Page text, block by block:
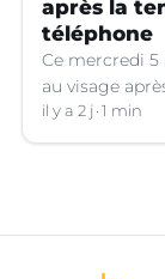
après la
téléphone
Ce mercredi
au visage
téléphone
il y a 2 j 1 min